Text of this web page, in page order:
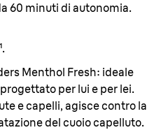
60 minuti di autonomia.
Menthol Fresh: ideale
per lui e per lei.
e capelli, agisce contro la
del cuoio capelluto.